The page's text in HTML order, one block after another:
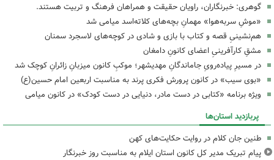
گوهری: خبرنگاران، راویان حقیقت و همراهان فرهنگ و تربیت هستند.
«موشِ سربه‌هوا» مهمانِ بچه‌های کلاته‌اسد میامی شد
هم‌نشینیِ قصه و کتاب با بازی و شادی در کوچه‌های لاسجرد سمنان
مشقِ کارآفرینیِ اعضای کانونِ دامغان
در مسیرِ پیاده‌رویِ جاماندگانِ مهدیشهر؛ موکبِ کانون میزبانِ زائرانِ کوچک شد
«بوی سیب» در کانون پرورش فکری پرند به مناسبت اربعین امام حسین(ع)
ویژه برنامه «کتابی در دست مادر، دنیایی در دست کودک» در کانون میامی
پربازدید استان‌ها
طنین جان کلام در روایت حکایت‌های کهن
پیام تبریک مدیر کل کانون استان ایلام به مناسبت روز خبرنگار